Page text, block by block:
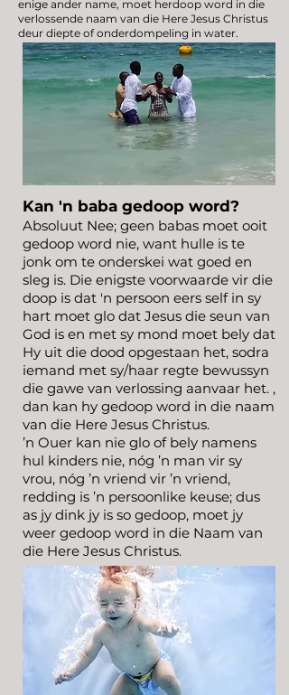
enige ander name, moet herdoop word in die
verlossende naam van die Here Jesus Christus
deur diepte of onderdompeling in water.
Kan 'n baba gedoop word?
Absoluut Nee; geen babas moet ooit
gedoop word nie, want hulle is te
jonk om te onderskei wat goed en
sleg is. Die enigste voorwaarde vir die
doop is dat 'n persoon eers self in sy
hart moet glo dat Jesus die seun van
God is en met sy mond moet bely dat
Hy uit die dood opgestaan het, sodra
iemand met sy/haar regte bewussyn
die gawe van verlossing aanvaar het. ,
dan kan hy gedoop word in die naam
van die Here Jesus Christus.
’n Ouer kan nie glo of bely namens
hul kinders nie, nóg ’n man vir sy
vrou, nóg ’n vriend vir ’n vriend,
redding is ’n persoonlike keuse; dus
as jy dink jy is so gedoop, moet jy
weer gedoop word in die Naam van
die Here Jesus Christus.